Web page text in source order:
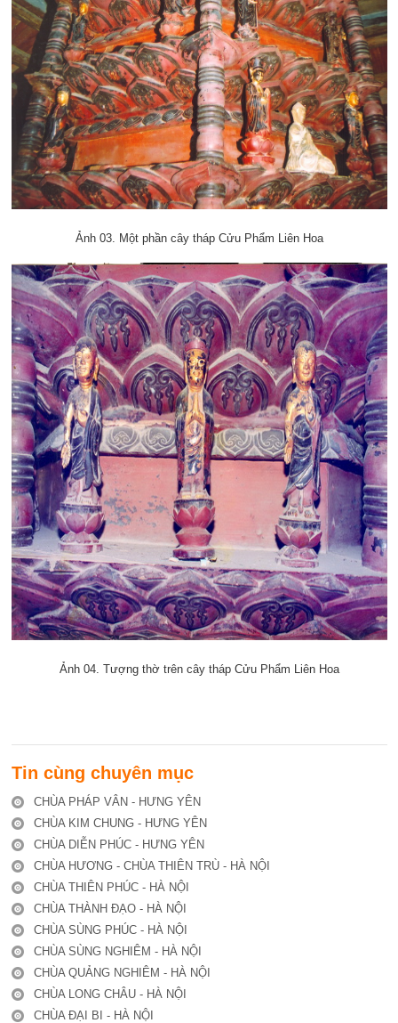
Ảnh 03. Một phần cây tháp Cửu Phẩm Liên Hoa
Ảnh 04. Tượng thờ trên cây tháp Cửu Phẩm Liên Hoa
Tin cùng chuyên mục
CHÙA PHÁP VÂN - HƯNG YÊN
CHÙA KIM CHUNG - HƯNG YÊN
CHÙA DIỄN PHÚC - HƯNG YÊN
CHÙA HƯƠNG - CHÙA THIÊN TRÙ - HÀ NỘI
CHÙA THIÊN PHÚC - HÀ NỘI
CHÙA THÀNH ĐẠO - HÀ NỘI
CHÙA SÙNG PHÚC - HÀ NỘI
CHÙA SÙNG NGHIÊM - HÀ NỘI
CHÙA QUẢNG NGHIÊM - HÀ NỘI
CHÙA LONG CHÂU - HÀ NỘI
CHÙA ĐẠI BI - HÀ NỘI